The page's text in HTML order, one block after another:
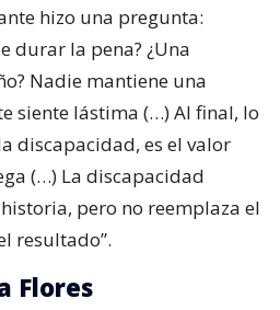
hizo una pregunta:
durar la pena? ¿Una
Nadie mantiene una
siente lástima (…) Al final, lo
discapacidad, es el valor
(…) La discapacidad
pero no reemplaza el
resultado”.
Flores